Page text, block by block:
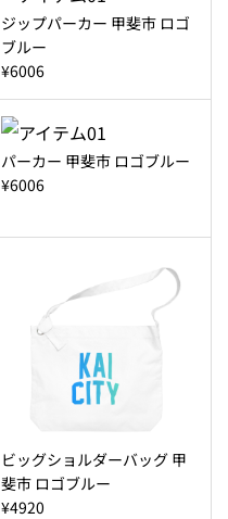
ジップパーカー 甲斐市 ロゴ
ブルー
¥6006
パーカー 甲斐市 ロゴブルー
¥6006
ビッグショルダーバッグ 甲
斐市 ロゴブルー
¥4920